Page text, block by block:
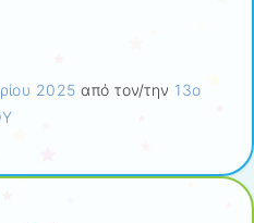
2025 από τον/την 13ο